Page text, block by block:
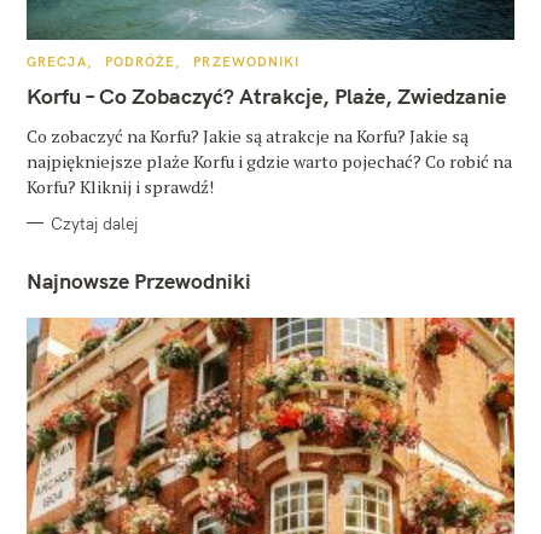
K
T
E
O
R
I
GRECJA PODRÓŻE PRZEWODNIKI
Korfu – Co Zobaczyć? Atrakcje, Plaże, Zwiedzanie
Co zobaczyć na Korfu? Jakie są atrakcje na Korfu? Jakie są
najpiękniejsze plaże Korfu i gdzie warto pojechać? Co robić na
Korfu? Kliknij i sprawdź!
Czytaj dalej
Najnowsze Przewodniki